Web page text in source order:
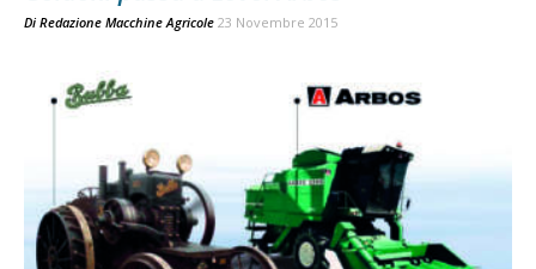
Di Redazione Macchine Agricole 23 Novembre 2015